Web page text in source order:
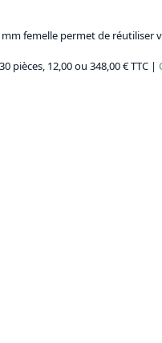
femelle permet de réutiliser
pièces, 12,00 ou 348,00 € TTC |